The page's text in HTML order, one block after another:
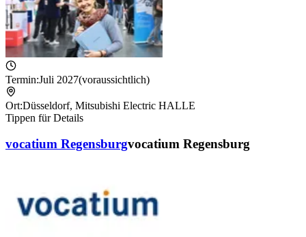
Termin:Juli 2027(voraussichtlich)
Ort:Düsseldorf, Mitsubishi Electric HALLE
Tippen für Details
vocatium Regensburgvocatium Regensburg